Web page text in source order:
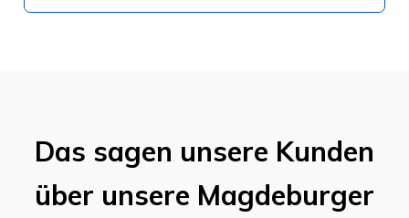
Das sagen unsere Kunden
über unsere Magdeburger